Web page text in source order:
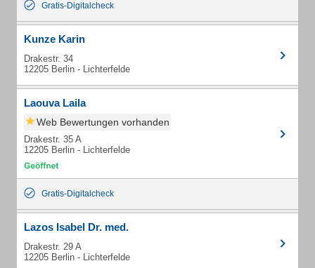
Gratis-Digitalcheck
Kunze Karin
Drakestr. 34
12205 Berlin - Lichterfelde
Laouva Laila
Web Bewertungen vorhanden
Drakestr. 35 A
12205 Berlin - Lichterfelde
Gratis-Digitalcheck
Lazos Isabel Dr. med.
Drakestr. 29 A
12205 Berlin - Lichterfelde